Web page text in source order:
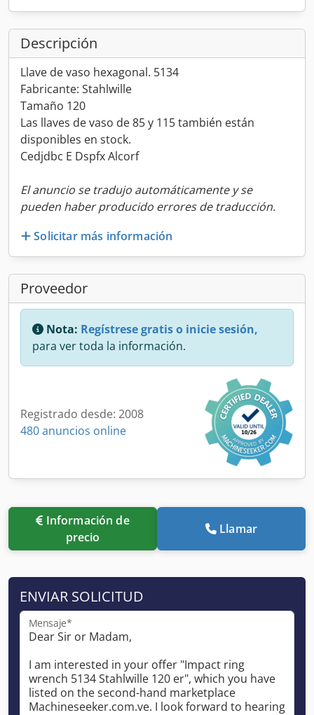
Descripción
Llave de vaso hexagonal. 5134
Fabricante: Stahlwille
Tamaño 120
Las llaves de vaso de 85 y 115 también están
disponibles en stock.
Cedjdbc E Dspfx Alcorf
El anuncio se tradujo automáticamente y se
pueden haber producido errores de traducción.
Solicitar más información
Proveedor
Nota: Regístrese gratis o inicie sesión,
para ver toda la información.
Registrado desde: 2008
480 anuncios online
precio
Llamar
ENVIAR SOLICITUD
Mensaje*